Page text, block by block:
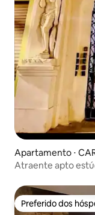
Apartamento ⋅
Atraente apto
Preferido dos
Preferido dos